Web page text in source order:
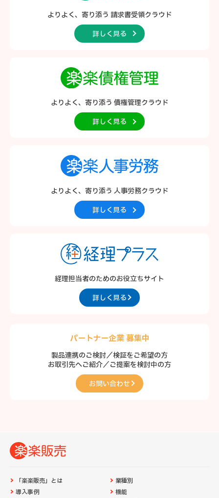
よりよく、寄り添う 請求書受領クラウド
詳しく見る
よりよく、寄り添う 債権管理クラウド
詳しく見る
よりよく、寄り添う 人事労務クラウド
詳しく見る
経理担当者のためのお役立ちサイト
詳しく見る
パートナー企業 募集中
製品連携のご検討／検証をご希望の方
お取引先へご紹介／ご提案を検討中の方
お問い合わせ
「楽楽販売」とは
導入事例
業種別
機能